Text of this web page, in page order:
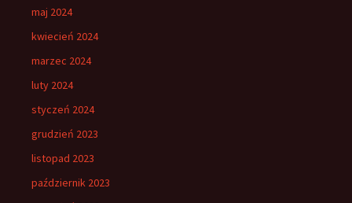
maj 2024
kwiecień 2024
marzec 2024
luty 2024
styczeń 2024
grudzień 2023
listopad 2023
październik 2023